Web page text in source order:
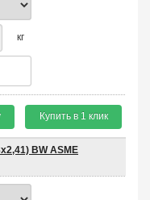
кг
Купить в 1 клик
BW ASME